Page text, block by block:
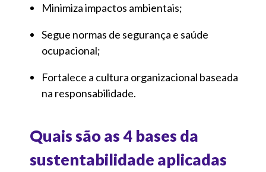
Minimiza impactos ambientais;
Segue normas de segurança e saúde
ocupacional;
Fortalece a cultura organizacional baseada
na responsabilidade.
Quais são as 4 bases da
sustentabilidade aplicadas